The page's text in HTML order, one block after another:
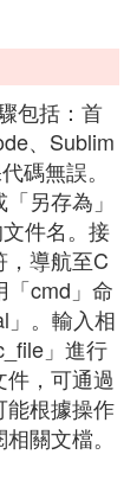
包括：首
、Sublim
碼無誤。
另存為」
件名。接
導航至C
「cmd」命
」。輸入相
」進行
，可通過
能根據操作
關文檔。